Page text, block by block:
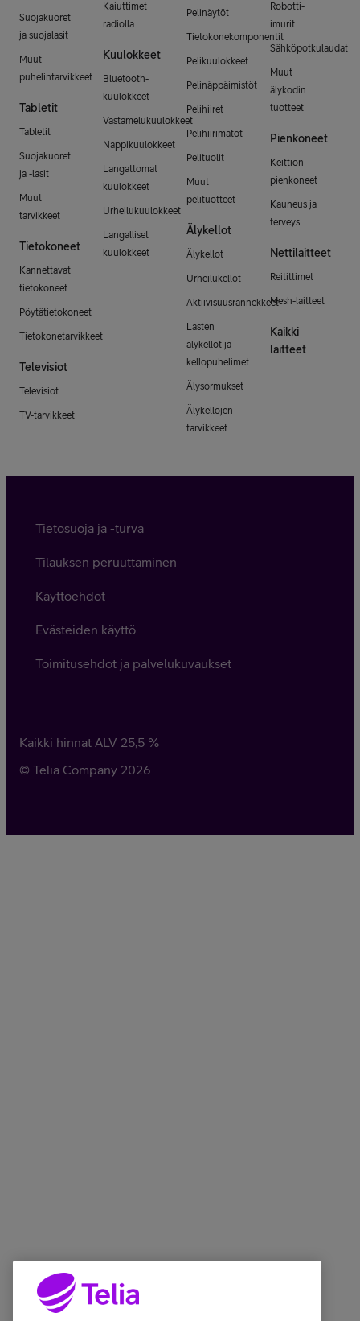
Suojakuoret
ja suojalasit
Muut
puhelintarvikkeet
Tabletit
Tabletit
Suojakuoret
ja -lasit
Muut
tarvikkeet
Tietokoneet
Kannettavat
tietokoneet
Pöytätietokoneet
Tietokonetarvikkeet
Televisiot
Televisiot
TV-tarvikkeet
Kaiuttimet
radiolla
Kuulokkeet
Bluetooth-
kuulokkeet
Vastamelukuulokkeet
Nappikuulokkeet
Langattomat
kuulokkeet
Urheilukuulokkeet
Langalliset
kuulokkeet
Pelinäytöt
Tietokonekomponentit
Pelikuulokkeet
Pelinäppäimistöt
Pelihiiret
Pelihiirimatot
Pelituolit
Muut
pelituotteet
Älykellot
Älykellot
Urheilukellot
Aktiivisuusrannekkeet
Lasten
älykellot ja
kellopuhelimet
Älysormukset
Älykellojen
tarvikkeet
Robotti-
imurit
Sähköpotkulaudat
Muut
älykodin
tuotteet
Pienkoneet
Keittiön
pienkoneet
Kauneus ja
terveys
Nettilaitteet
Reitittimet
Mesh-laitteet
Kaikki
laitteet
Tietosuoja ja -turva
Tilauksen peruuttaminen
Käyttöehdot
Evästeiden käyttö
Toimitusehdot ja palvelukuvaukset
Kaikki hinnat ALV 25,5 %
© Telia Company 2026